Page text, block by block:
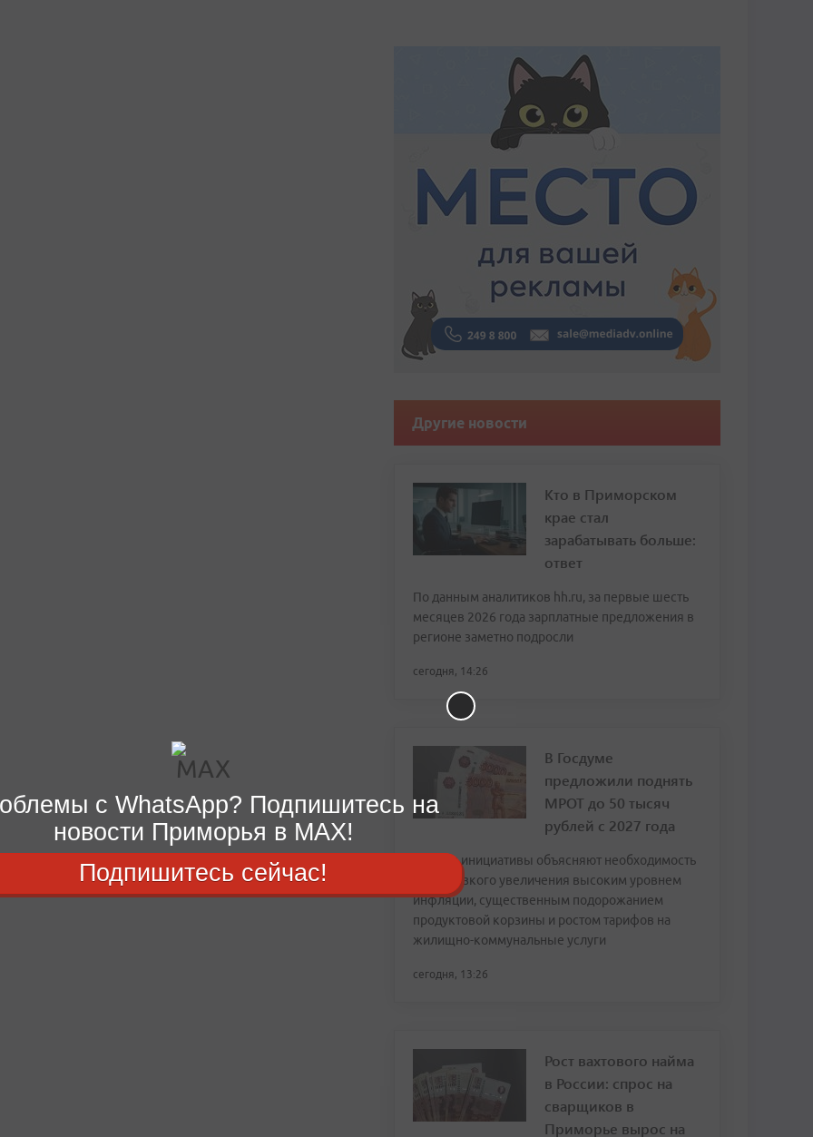
Другие новости
Кто в Приморском
крае стал
зарабатывать больше:
ответ
По данным аналитиков hh.ru, за первые шесть
месяцев 2026 года зарплатные предложения в
регионе заметно подросли
сегодня, 14:26
В Госдуме
предложили поднять
МРОТ до 50 тысяч
рублей с 2027 года
Авторы инициативы объясняют необходимость
столь резкого увеличения высоким уровнем
инфляции, существенным подорожанием
продуктовой корзины и ростом тарифов на
жилищно-коммунальные услуги
сегодня, 13:26
Рост вахтового найма
в России: спрос на
сварщиков в
Приморье вырос на
с WhatsApp? Подпишитесь на
новости Приморья в MAX!
Подпишитесь сейчас!